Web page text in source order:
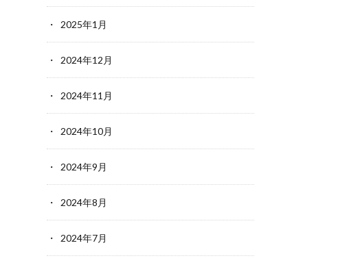
2025年1月
2024年12月
2024年11月
2024年10月
2024年9月
2024年8月
2024年7月